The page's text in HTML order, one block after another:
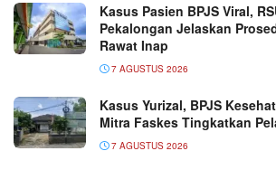
Kasus Pasien BPJS Viral,
Pekalongan Jelaskan
Rawat Inap
7 AGUSTUS 2026
Kasus Yurizal, BPJS
Mitra Faskes Tingkatkan
7 AGUSTUS 2026